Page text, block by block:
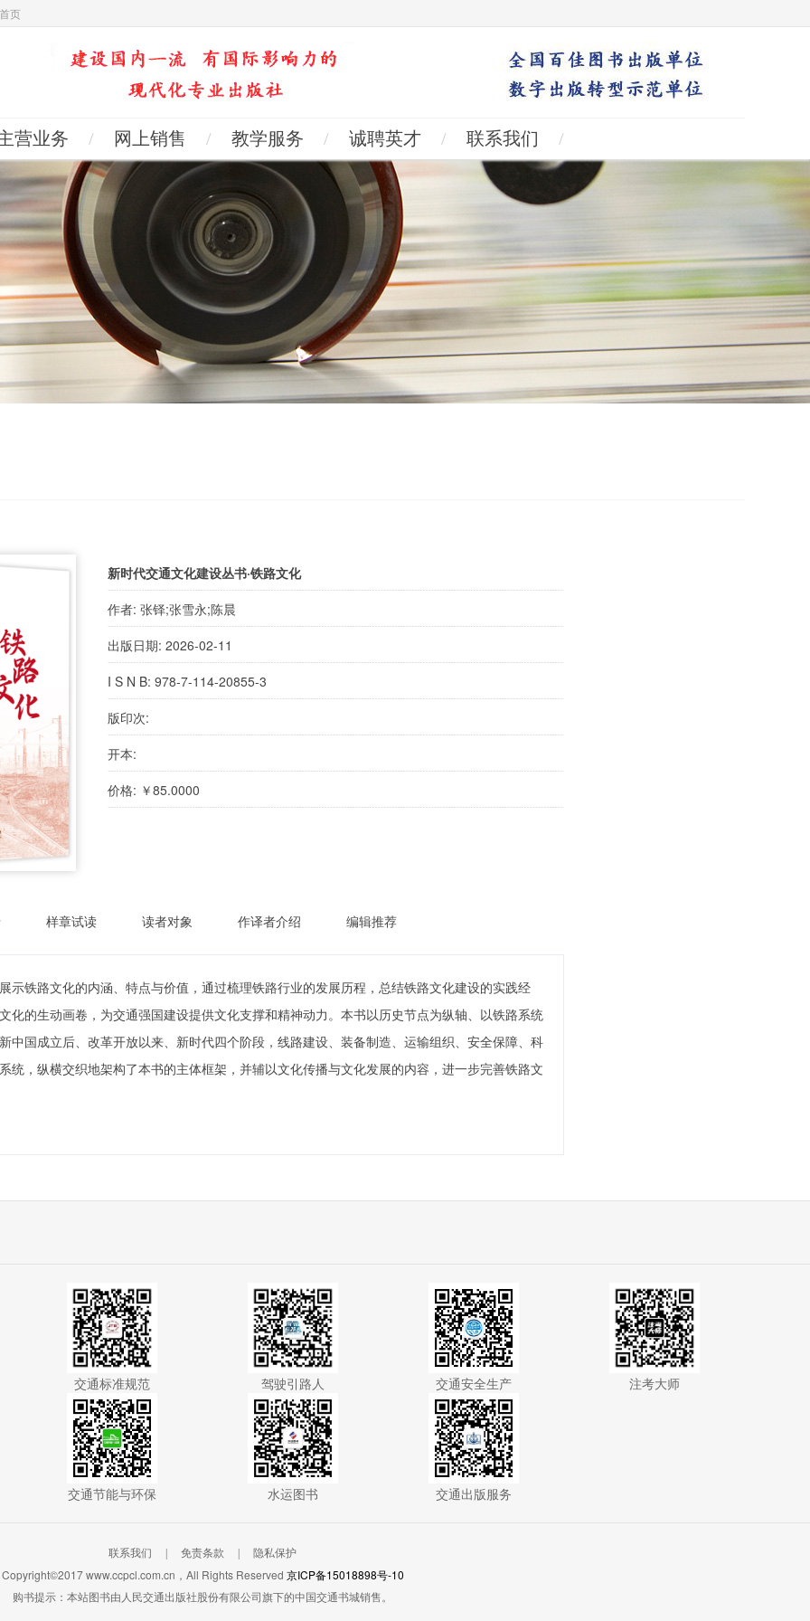
页
营业务 / 网上销售 / 教学服务 / 诚聘英才 / 联系我们 /
新时代交通文化建设丛书·铁路文化
作者: 张铎;张雪永;陈晨
出版日期: 2026-02-11
I S N B: 978-7-114-20855-3
版印次:
开本:
价格: ￥85.0000
样章试读 读者对象 作译者介绍 编辑推荐
示铁路文化的内涵、特点与价值，通过梳理铁路行业的发展历程，总结铁路文化建设的实践经
化的生动画卷，为交通强国建设提供文化支撑和精神动力。本书以历史节点为纵轴、以铁路系统
中国成立后、改革开放以来、新时代四个阶段，线路建设、装备制造、运输组织、安全保障、科
统，纵横交织地架构了本书的主体框架，并辅以文化传播与文化发展的内容，进一步完善铁路文
交通标准规范 驾驶引路人 交通安全生产 注考大师
交通节能与环保 水运图书 交通出版服务
联系我们 免责条款
隐私保护
Copyright©2017 www.ccpcl.com.cn，All Rights Reserved 京ICP备15018898号-10
购书提示：本站图书由人民交通出版社股份有限公司旗下的中国交通书城销售。